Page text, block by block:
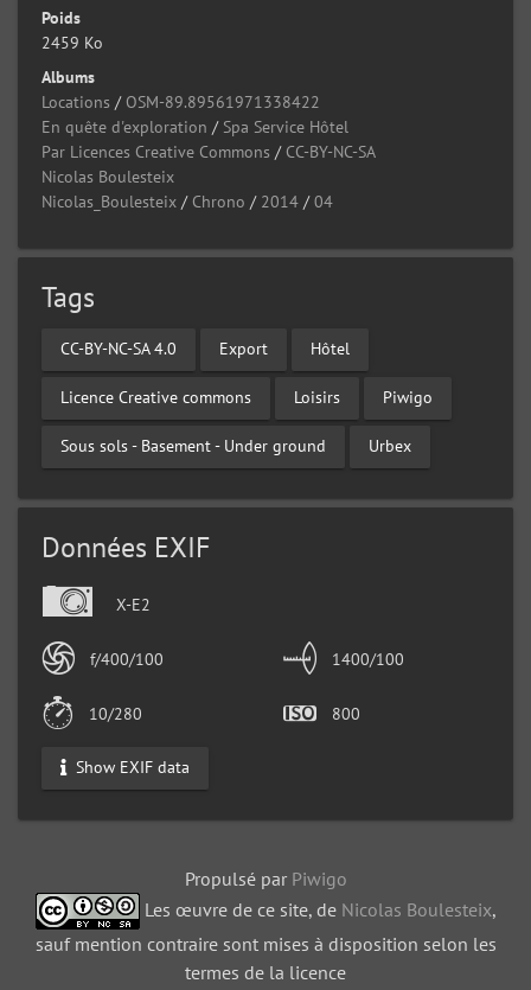
Poids
2459 Ko
Albums
Locations / OSM-89.89561971338422
En quête d'exploration / Spa Service Hôtel
Par Licences Creative Commons / CC-BY-NC-SA
Nicolas Boulesteix
Nicolas_Boulesteix / Chrono / 2014 /04
Tags
CC-BY-NC-SA 4.0 Export Hôtel
Licence Creative commons Loisirs Piwigo
Sous sols - Basement - Under ground Urbex
Données EXIF
X-E2
f/400/100 1400/100
10/280 800
Show EXIF data
Propulsé par Piwigo
Les œuvre de ce site, de Nicolas Boulesteix,
sauf mention contraire sont mises à disposition selon les
termes de la licence